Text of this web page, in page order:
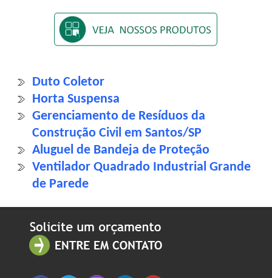
Duto Coletor
Horta Suspensa
Gerenciamento de Resíduos da
Construção Civil em Santos/SP
Aluguel de Bandeja de Proteção
Ventilador Quadrado Industrial Grande
de Parede